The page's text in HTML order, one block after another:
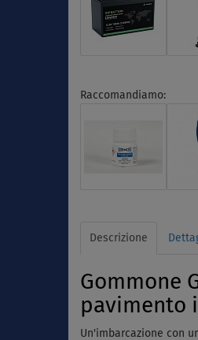
Raccomandiamo:
Descrizione
Gommone
pavimento
Un'imbarcazione con